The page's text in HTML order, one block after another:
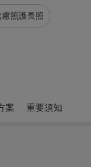
慮照護長照
案 重要須知